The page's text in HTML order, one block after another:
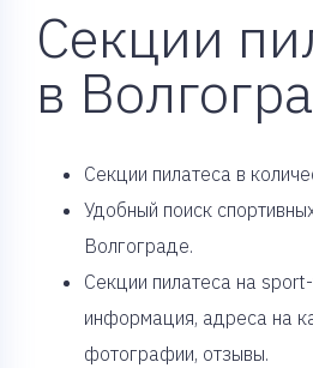
Секции
в
Cекции пилатеса в
Удобный поиск
Волгограде.
Секции пилатеса на
информация, адреса на
фотографии, отзывы.